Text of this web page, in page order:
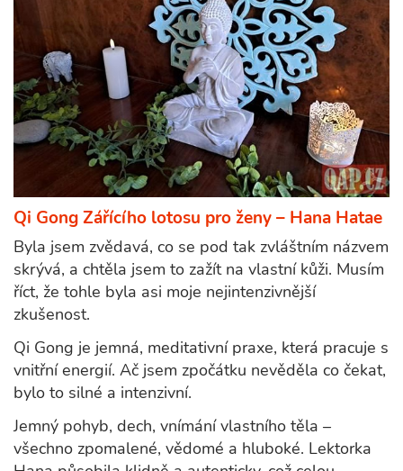
Qi Gong Zářícího lotosu pro ženy – Hana Hatae
Byla jsem zvědavá, co se pod tak zvláštním názvem
skrývá, a chtěla jsem to zažít na vlastní kůži. Musím
říct, že tohle byla asi moje nejintenzivnější
zkušenost.
Qi Gong je jemná, meditativní praxe, která pracuje s
vnitřní energií. Ač jsem zpočátku nevěděla co čekat,
bylo to silné a intenzivní.
Jemný pohyb, dech, vnímání vlastního těla –
všechno zpomalené, vědomé a hluboké. Lektorka